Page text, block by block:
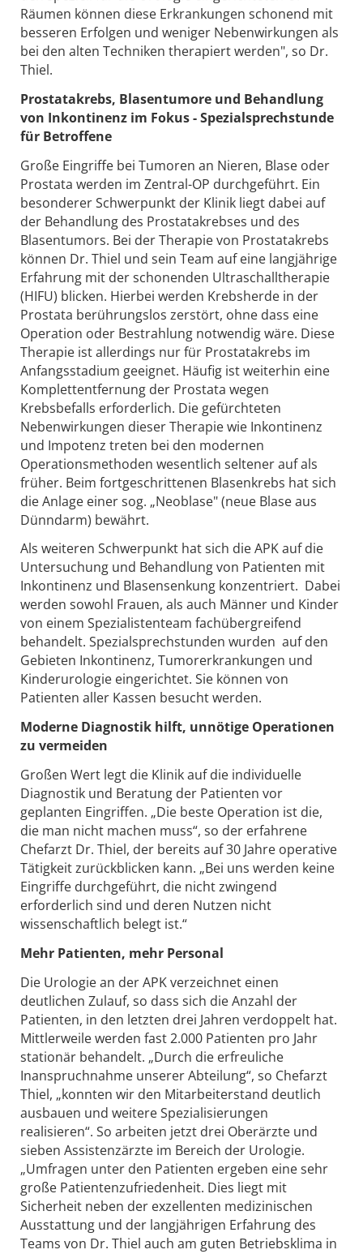
Räumen können diese Erkrankungen schonend mit
besseren Erfolgen und weniger Nebenwirkungen als
bei den alten Techniken therapiert werden", so Dr.
Thiel.
Prostatakrebs, Blasentumore und Behandlung
von Inkontinenz im Fokus - Spezialsprechstunde
für Betroffene
Große Eingriffe bei Tumoren an Nieren, Blase oder
Prostata werden im Zentral-OP durchgeführt. Ein
besonderer Schwerpunkt der Klinik liegt dabei auf
der Behandlung des Prostatakrebses und des
Blasentumors. Bei der Therapie von Prostatakrebs
können Dr. Thiel und sein Team auf eine langjährige
Erfahrung mit der schonenden Ultraschalltherapie
(HIFU) blicken. Hierbei werden Krebsherde in der
Prostata berührungslos zerstört, ohne dass eine
Operation oder Bestrahlung notwendig wäre. Diese
Therapie ist allerdings nur für Prostatakrebs im
Anfangsstadium geeignet. Häufig ist weiterhin eine
Komplettentfernung der Prostata wegen
Krebsbefalls erforderlich. Die gefürchteten
Nebenwirkungen dieser Therapie wie Inkontinenz
und Impotenz treten bei den modernen
Operationsmethoden wesentlich seltener auf als
früher. Beim fortgeschrittenen Blasenkrebs hat sich
die Anlage einer sog. „Neoblase" (neue Blase aus
Dünndarm) bewährt.
Als weiteren Schwerpunkt hat sich die APK auf die
Untersuchung und Behandlung von Patienten mit
Inkontinenz und Blasensenkung konzentriert. Dabei
werden sowohl Frauen, als auch Männer und Kinder
von einem Spezialistenteam fachübergreifend
behandelt. Spezialsprechstunden wurden auf den
Gebieten Inkontinenz, Tumorerkrankungen und
Kinderurologie eingerichtet. Sie können von
Patienten aller Kassen besucht werden.
Moderne Diagnostik hilft, unnötige Operationen
zu vermeiden
Großen Wert legt die Klinik auf die individuelle
Diagnostik und Beratung der Patienten vor
geplanten Eingriffen. „Die beste Operation ist die,
die man nicht machen muss“, so der erfahrene
Chefarzt Dr. Thiel, der bereits auf 30 Jahre operative
Tätigkeit zurückblicken kann. „Bei uns werden keine
Eingriffe durchgeführt, die nicht zwingend
erforderlich sind und deren Nutzen nicht
wissenschaftlich belegt ist.“
Mehr Patienten, mehr Personal
Die Urologie an der APK verzeichnet einen
deutlichen Zulauf, so dass sich die Anzahl der
Patienten, in den letzten drei Jahren verdoppelt hat.
Mittlerweile werden fast 2.000 Patienten pro Jahr
stationär behandelt. „Durch die erfreuliche
Inanspruchnahme unserer Abteilung“, so Chefarzt
Thiel, „konnten wir den Mitarbeiterstand deutlich
ausbauen und weitere Spezialisierungen
realisieren“. So arbeiten jetzt drei Oberärzte und
sieben Assistenzärzte im Bereich der Urologie.
„Umfragen unter den Patienten ergeben eine sehr
große Patientenzufriedenheit. Dies liegt mit
Sicherheit neben der exzellenten medizinischen
Ausstattung und der langjährigen Erfahrung des
Teams von Dr. Thiel auch am guten Betriebsklima in